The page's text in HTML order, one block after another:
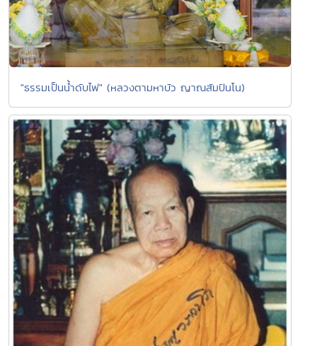
"ธรรมเป็นน้ำดับไฟ" (หลวงตามหาบัว ญาณสัมปันโน)